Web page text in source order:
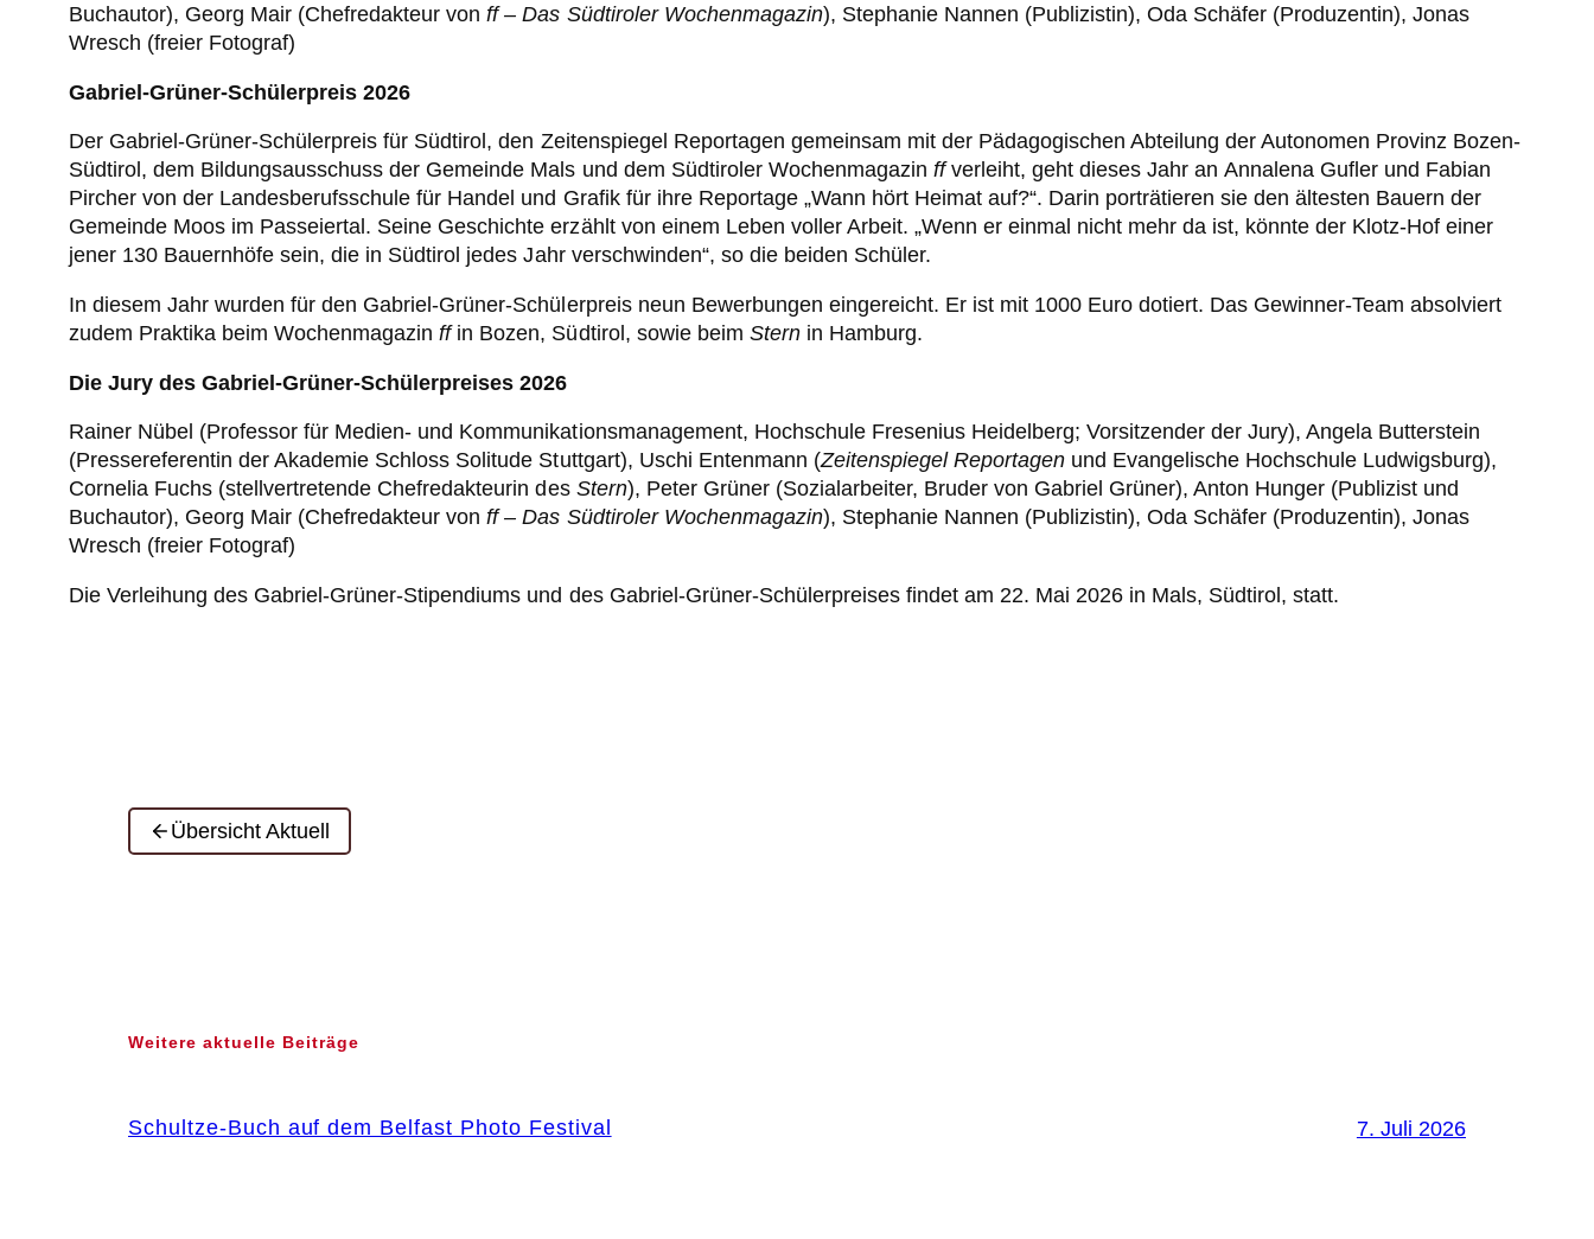
Buchautor), Georg Mair (Chefredakteur vonff – Das Südtiroler Wochenmagazin), Stephanie Nannen (Publizistin), Oda Schäfer (Produzentin), Jonas
Wresch (freier Fotograf)
Gabriel-Grüner-Schülerpreis 2026
Der Gabriel-Grüner-Schülerpreis für Südtirol, den Zeitenspiegel Reportagen gemeinsam mit der Pädagogischen Abteilung der Autonomen Provinz Bozen-
Südtirol, dem Bildungsausschuss der Gemeinde Mals und dem Südtiroler Wochenmagazin ffverleiht, geht dieses Jahr an Annalena Gufler und Fabian
Pircher von der Landesberufsschule für Handel und Grafik für ihre Reportage „Wann hört Heimat auf?“. Darin porträtieren sie den ältesten Bauern der
Gemeinde Moos im Passeiertal. Seine Geschichte erzählt von einem Leben voller Arbeit. „Wenn er einmal nicht mehr da ist, könnte der Klotz-Hof einer
jener 130 Bauernhöfe sein, die in Südtirol jedes Jahr verschwinden“, so die beiden Schüler.
In diesem Jahr wurden für den Gabriel-Grüner-Schülerpreis neun Bewerbungen eingereicht. Er ist mit 1000 Euro dotiert. Das Gewinner-Team absolviert
zudem Praktika beim Wochenmagazinffin Bozen, Südtirol, sowie beim Sternin Hamburg.
Die Jury des Gabriel-Grüner-Schülerpreises 2026
Rainer Nübel (Professor für Medien- und Kommunikationsmanagement, Hochschule Fresenius Heidelberg; Vorsitzender der Jury), Angela Butterstein
(Pressereferentin der Akademie Schloss Solitude Stuttgart), Uschi Entenmann (Zeitenspiegel Reportagen und Evangelische Hochschule Ludwigsburg),
Cornelia Fuchs (stellvertretende Chefredakteurin des Stern), Peter Grüner (Sozialarbeiter, Bruder von Gabriel Grüner), Anton Hunger (Publizist und
Buchautor), Georg Mair (Chefredakteur vonff – Das Südtiroler Wochenmagazin), Stephanie Nannen (Publizistin), Oda Schäfer (Produzentin), Jonas
Wresch (freier Fotograf)
Die Verleihung des Gabriel-Grüner-Stipendiums und des Gabriel-Grüner-Schülerpreises findet am 22. Mai 2026 in Mals, Südtirol, statt.
Übersicht Aktuell
Weitere aktuelle Beiträge
Schultze-Buch auf dem Belfast Photo Festival 7. Juli 2026